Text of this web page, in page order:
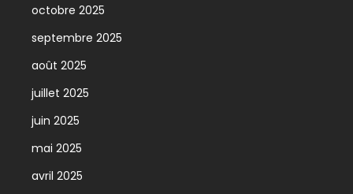
octobre 2025
septembre 2025
août 2025
juillet 2025
juin 2025
mai 2025
avril 2025